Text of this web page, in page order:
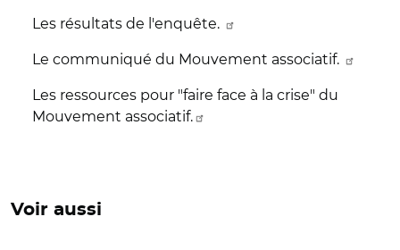
Les résultats de l'enquête.
Le communiqué du Mouvement associatif.
Les ressources pour "faire face à la crise" du
Mouvement associatif.
Voir aussi